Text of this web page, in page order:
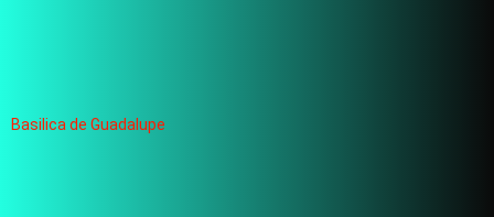
Basilica de Guadalupe